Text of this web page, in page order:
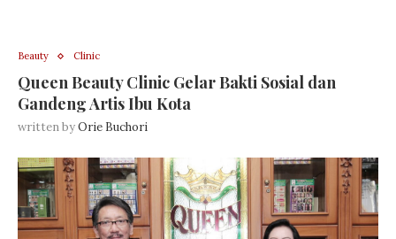
Beauty Clinic
Queen Beauty Clinic Gelar Bakti Sosial dan
Gandeng Artis Ibu Kota
written byOrie Buchori